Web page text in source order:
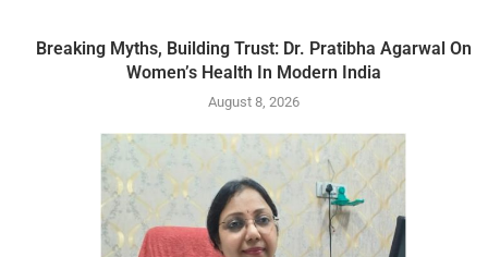
Breaking Myths, Building Trust: Dr. Pratibha Agarwal On
Women’s Health In Modern India
August 8, 2026